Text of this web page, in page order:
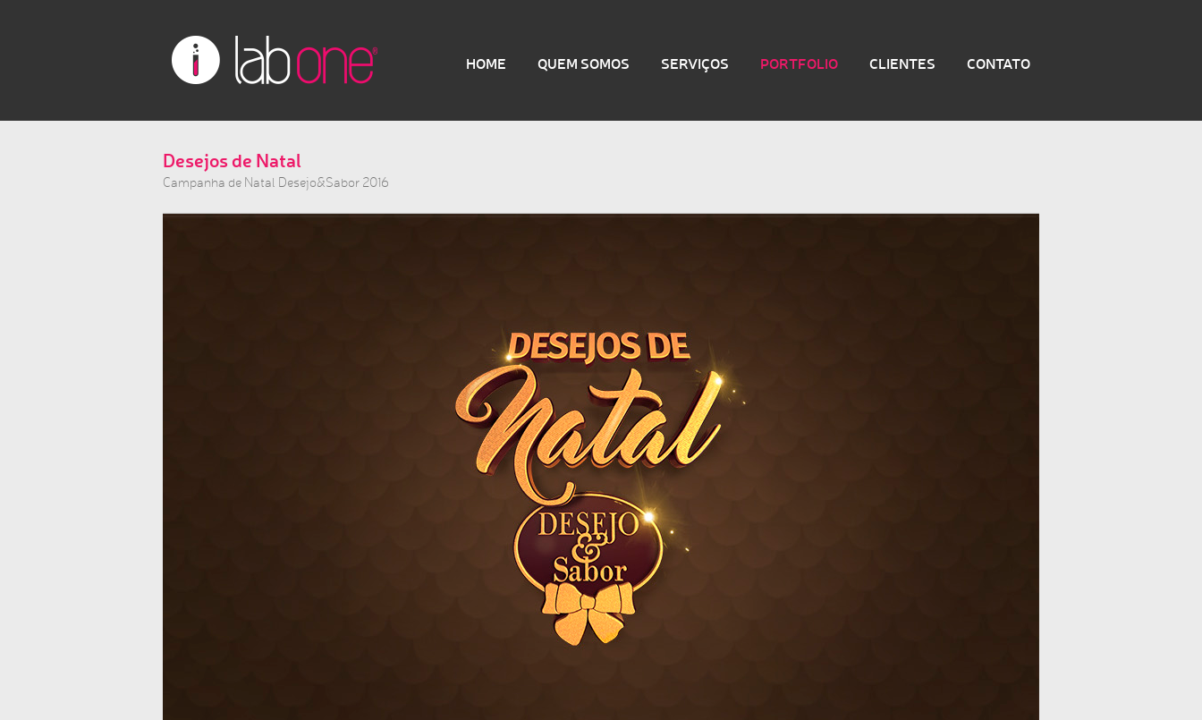
HOME QUEM SOMOS SERVIÇOS PORTFOLIO CLIENTES CONTATO
Desejos de Natal
Campanha de Natal Desejo&Sabor 2016